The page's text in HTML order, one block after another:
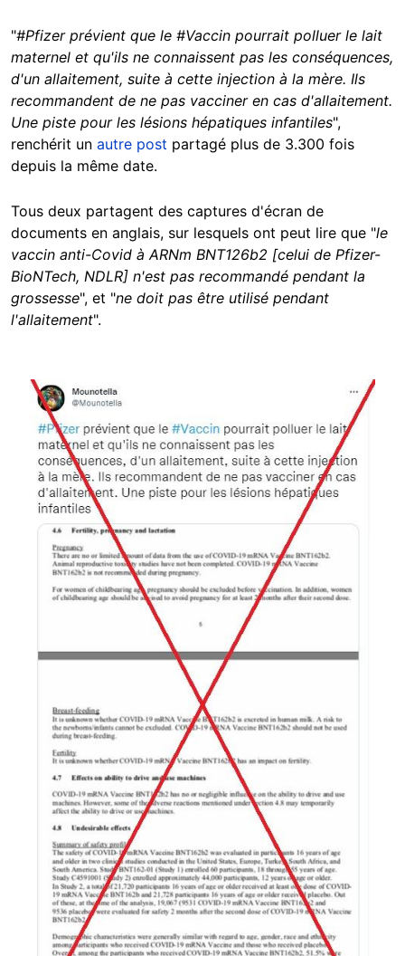
"#Pfizer prévient que le #Vaccin pourrait polluer le lait
maternel et qu'ils ne connaissent pas les conséquences,
d'un allaitement, suite à cette injection à la mère. Ils
recommandent de ne pas vacciner en cas d'allaitement.
Une piste pour les lésions hépatiques infantiles",
renchérit un autre post partagé plus de 3.300 fois
depuis la même date.
Tous deux partagent des captures d'écran de
documents en anglais, sur lesquels ont peut lire que "le
vaccin anti-Covid à ARNm BNT126b2 [celui de Pfizer-
BioNTech, NDLR] n'est pas recommandé pendant la
grossesse", et "ne doit pas être utilisé pendant
l'allaitement".
Image